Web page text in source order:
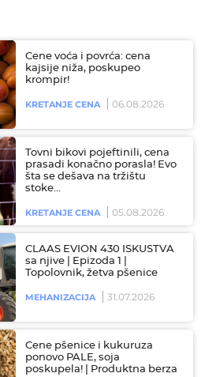
Cene voća i povrća: cena
kajsije niža, poskupeo
krompir!
KRETANJE CENA 06.08.2026
Tovni bikovi pojeftinili, cena
prasadi konačno porasla! Evo
šta se dešava na tržištu
stoke…
KRETANJE CENA 05.08.2026
CLAAS EVION 430 ISKUSTVA
sa njive | Epizoda 1 |
Topolovnik, žetva pšenice
MEHANIZACIJA 31.07.2026
Cene pšenice i kukuruza
ponovo PALE, soja
poskupela! | Produktna berza